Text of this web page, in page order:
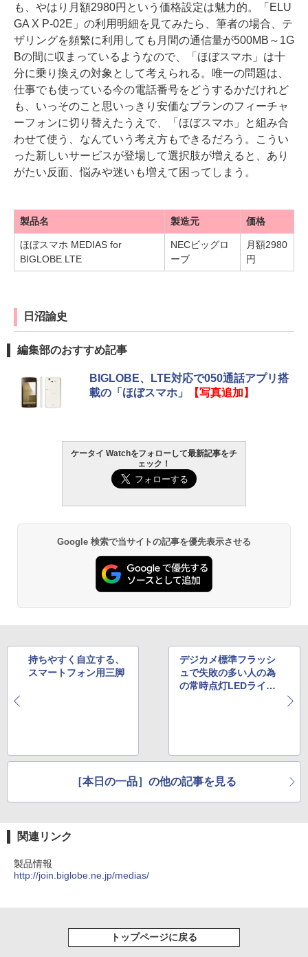
も、やはり月額2980円という価格設定は魅力的。「ELU
GA X P-02E」の利用明細を見てみたら、筆者の場合、テ
ザリングを頻繁に利用しても月間の通信量が500MB～1G
Bの間に収まっているようなので、「ほぼスマホ」は十
分に乗り換えの対象として考えられる。唯一の問題は、
仕事でも使っている今の電話番号をどうするかだけれど
も、いっそのこと思いっきり安価なプランのフィーチャ
ーフォンに切り替えたうえで、「ほぼスマホ」と組み合
わせて使う、なんていう考え方もできるだろう。こうい
った新しいサービスが登場して選択肢が増えると、あり
がたい反面、悩みや迷いも増えて困ってしまう。
製品名 製造元 価格
ほぼスマホ MEDIAS for
BIGLOBE LTE
NECビッグロ
ーブ
月額2980
円
日沼諭史
編集部のおすすめ記事
BIGLOBE、LTE対応で050通話アプリ搭
載の「ほぼスマホ」
【写真追加】
ケータイ Watchをフォローして最新記事をチ
ェック！
Google 検索で当サイトの記事を優先表示させる
持ちやすく自立する、
スマートフォン用三脚
デジカメ標準フラッシ
ュで失敗の多い人の為
の常時点灯LEDライト
［本日の一品］の他の記事を見る
関連リンク
製品情報
http://join.biglobe.ne.jp/medias/
トップページに戻る